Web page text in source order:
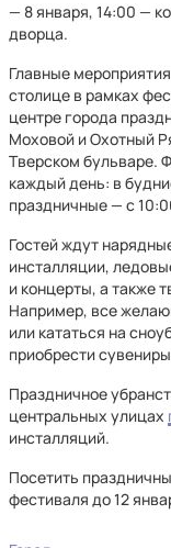
— 8 января, 14:00 —
дворца.
Главные
столице в рамках
центре города
Моховой и Охотный
Тверском бульваре.
каждый день: в
праздничные — с
Гостей ждут
инсталляции,
и концерты, а также
Например, все
или кататься на
приобрести
Праздничное
центральных улицах
инсталляций.
Посетить
фестиваля до 12